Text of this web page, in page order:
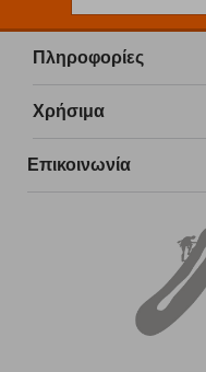
Πληροφορίες
Χρήσιμα
Επικοινωνία